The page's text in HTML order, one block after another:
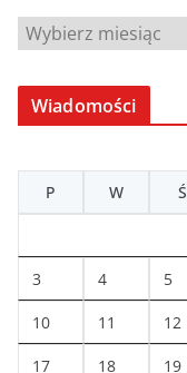
A
c
w
Wiadomości
P
W Ś
3 4 5
10 11 12
17 18 19